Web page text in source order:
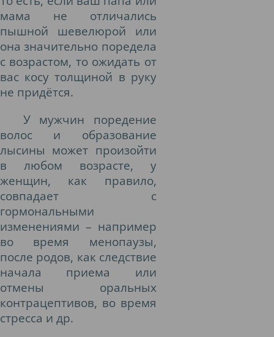
мама не отличались
пышной шевелюрой или
она значительно поредела
с возрастом, то ожидать от
вас косу толщиной в руку
не придётся.
У мужчин поредение
волос и образование
лысины может произойти
в любом возрасте, у
женщин, как правило,
совпадает с
гормональными
изменениями – например
во время менопаузы,
после родов, как следствие
начала приема или
отмены оральных
контрацептивов, во время
стресса и др.